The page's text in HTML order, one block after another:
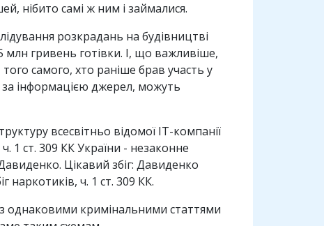
нібито самі ж ним і займалися.
розкрадань на будівництві
гривень готівки. І, що важливіше,
самого, хто раніше брав участь у
за інформацією джерел, можуть
всесвітньо відомої IT-компанії
1 ст. 309 КК України - незаконне
Цікавий збіг: Давиденко
наркотиків, ч. 1 ст. 309 КК.
однаковими кримінальними статтями